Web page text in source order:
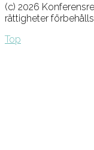
(c) 2026
rättigheter
Top